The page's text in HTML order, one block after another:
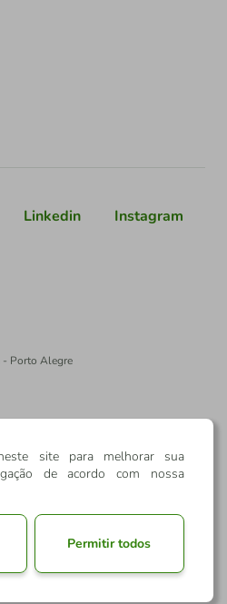
Linkedin Instagram
- Porto Alegre
site para melhorar sua
de acordo com nossa
Permitir todos